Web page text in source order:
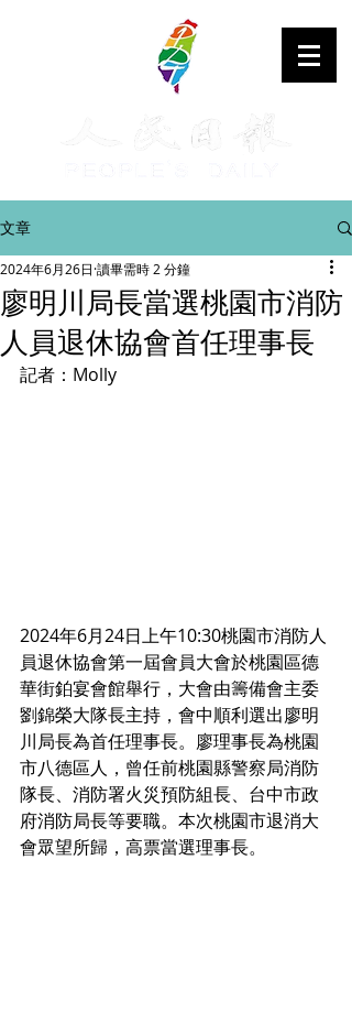
文章
廖明川局長當選桃園市消防
人員退休協會首任理事長
2024年6月26日 讀畢需時 2 分鐘
記者：Molly
2024年6月24日上午10:30桃園市消防人
員退休協會第一屆會員大會於桃園區德
華街鉑宴會館舉行，大會由籌備會主委
劉錦榮大隊長主持，會中順利選出廖明
川局長為首任理事長。廖理事長為桃園
市八德區人，曾任前桃園縣警察局消防
隊長、消防署火災預防組長、台中市政
府消防局長等要職。本次桃園市退消大
會眾望所歸，高票當選理事長。